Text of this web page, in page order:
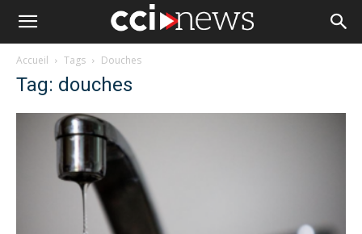
Accueil Tags Douches
Tag: douches